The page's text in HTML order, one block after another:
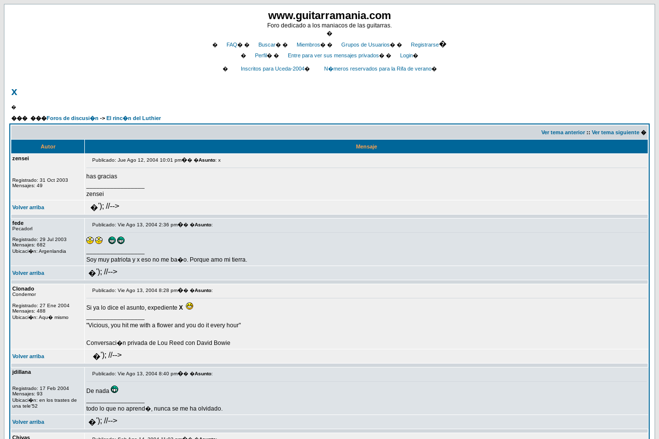
www.guitarramania.com
Foro dedicado a los maniacos de las guitarras.
�
� FAQ� � Buscar� � Miembros� � Grupos de Usuarios� � Registrarse�
� Perfil� � Entre para ver sus mensajes privados� � Login�
� Inscritos para Uceda-2004� N�meros reservados para la Rifa de verano�
x
�
��� ���Foros de discusi�n -> El rinc�n del Luthier
Ver tema anterior :: Ver tema siguiente �
Autor
Mensaje
zensei
Registrado: 31 Oct 2003
Mensajes: 49
Publicado: Jue Ago 12, 2004 10:01 pm�� �Asunto: x
has gracias
zensei
Volver arriba �'); //-->
fede
Pecadorl
Registrado: 29 Jul 2003
Mensajes: 682
Ubicaci�n: Argenlandia
Publicado: Vie Ago 13, 2004 2:36 pm�� �Asunto:
Soy muy patriota y x eso no me ba�o. Porque amo mi tierra.
Volver arriba �'); //-->
Clonado
Condemor
Registrado: 27 Ene 2004
Mensajes: 488
Ubicaci�n: Aqu� mismo
Publicado: Vie Ago 13, 2004 8:28 pm�� �Asunto:
Si ya lo dice el asunto, expediente X
"Vicious, you hit me with a flower and you do it every hour"
Conversaci�n privada de Lou Reed con David Bowie
Volver arriba �'); //-->
jdillana
Registrado: 17 Feb 2004
Mensajes: 93
Ubicaci�n: en los trastes de
una tele'52
Publicado: Vie Ago 13, 2004 8:40 pm�� �Asunto:
De nada
todo lo que no aprend�, nunca se me ha olvidado.
Volver arriba �'); //-->
Chivas